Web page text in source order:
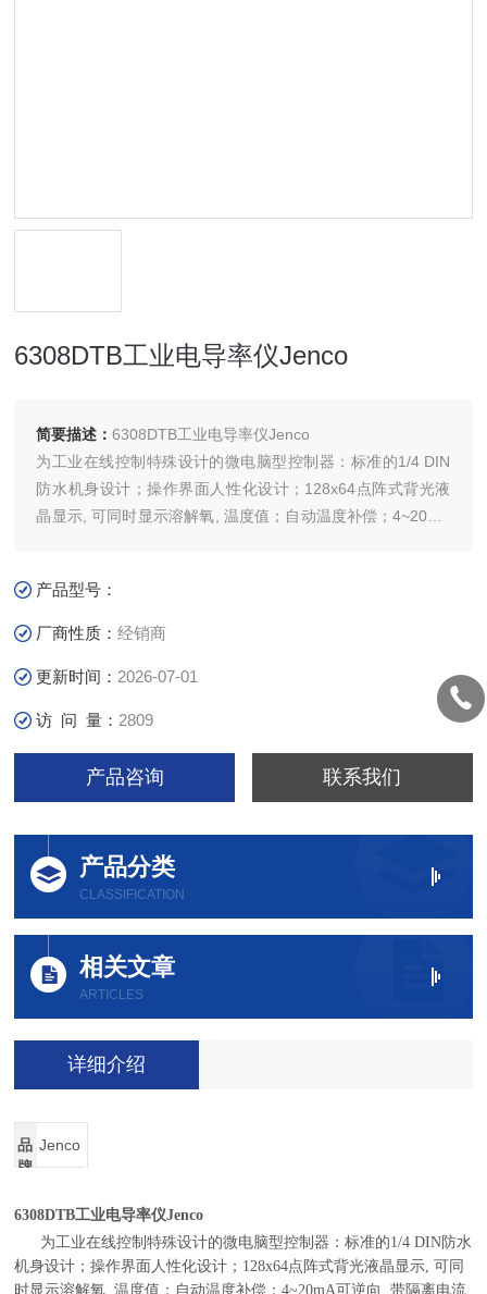
6308DTB工业电导率仪Jenco
简要描述：6308DTB工业电导率仪Jenco
为工业在线控制特殊设计的微电脑型控制器：标准的1/4 DIN
防水机身设计；操作界面人性化设计；128x64点阵式背光液
晶显示, 可同时显示溶解氧, 温度值；自动温度补偿；4~20mA
品通过CE认证。
产品型号：
厂商性质：经销商
更新时间： 2026-07-01
访 问 量： 2809
产品咨询 联系我们
产品分类
CLASSIFICATION
相关文章
ARTICLES
详细介绍
品
牌
Jenco
6308DTB工业电导率仪Jenco
为工业在线控制特殊设计的微电脑型控制器：标准的1/4 DIN防水
机身设计；操作界面人性化设计；128x64点阵式背光液晶显示, 可同
时显示溶解氧, 温度值；自动温度补偿；4~20mA可逆向, 带隔离电流